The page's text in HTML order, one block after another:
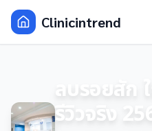
Clinicintrend
ลบรอยสัก
รีวิวจริง